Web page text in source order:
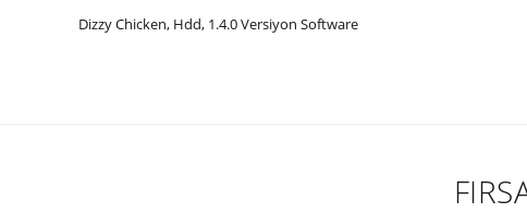
Dizzy Chicken, Hdd, 1.4.0 Versiyon Software